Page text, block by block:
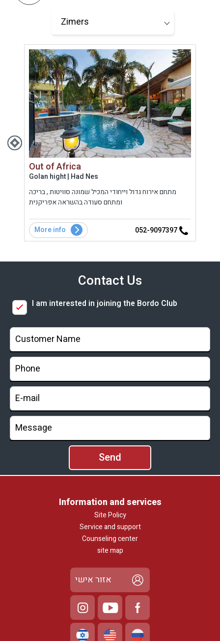
Out of Africa
Golan hight | Had Nes
מתחם אירוח גדול וייחודי המכיל שמונה סוויטות , בריכה
ומתחם סעודה בהשראה אפריקנית
052-9097397
More info
Contact Us
I am interested in joining the Bordo Club
Information and services
Site Policy
Service and support
Counseling center
site map
אזור אישי